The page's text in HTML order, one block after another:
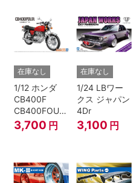
在庫なし
1/12 ホンダ
CB400F
CB400FOUR
'74
3,700 円
在庫なし
1/24 LBワー
クス ジャパン
4Dr
3,100 円